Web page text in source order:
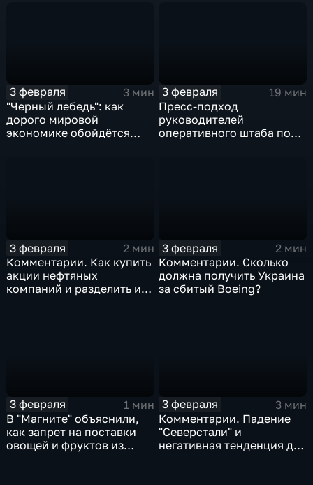
3 февраля
3 мин
"Черный лебедь": как
дорого мировой
экономике обойдётся
3 февраля
19 мин
Пресс-подход
руководителей
оперативного штаба по
3 февраля
2 мин
Комментарии. Как купить
акции нефтяных
компаний и разделить их
3 февраля
2 мин
Комментарии. Сколько
должна получить Украина
за сбитый Boeing?
3 февраля
1 мин
В "Магните" объяснили,
как запрет на поставки
овощей и фруктов из
3 февраля
3 мин
Комментарии. Падение
"Северстали" и
негативная тенденция для